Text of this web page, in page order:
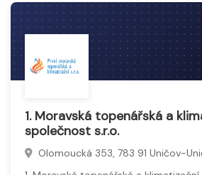
1. Moravská topenářská a
společnost s.r.o.
Olomoucká 353, 783 91 Uničov-